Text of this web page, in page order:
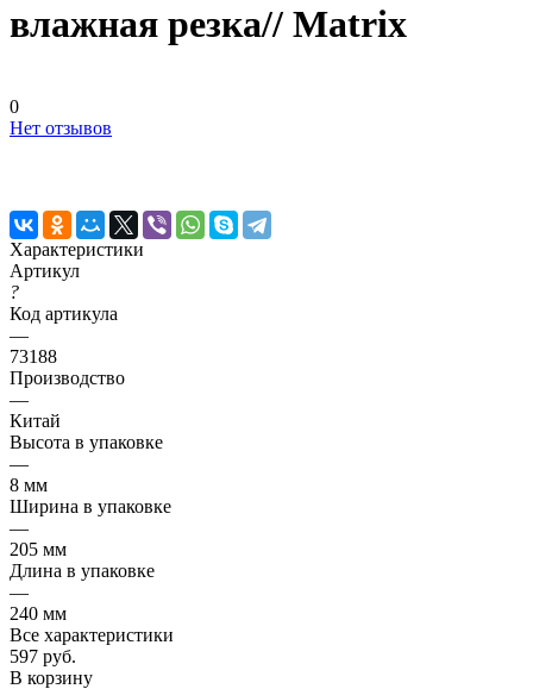
влажная резка// Matrix
0
Нет отзывов
Характеристики
Артикул
?
Код артикула
—
73188
Производство
—
Китай
Высота в упаковке
—
8 мм
Ширина в упаковке
—
205 мм
Длина в упаковке
—
240 мм
Все характеристики
597 руб.
В корзину